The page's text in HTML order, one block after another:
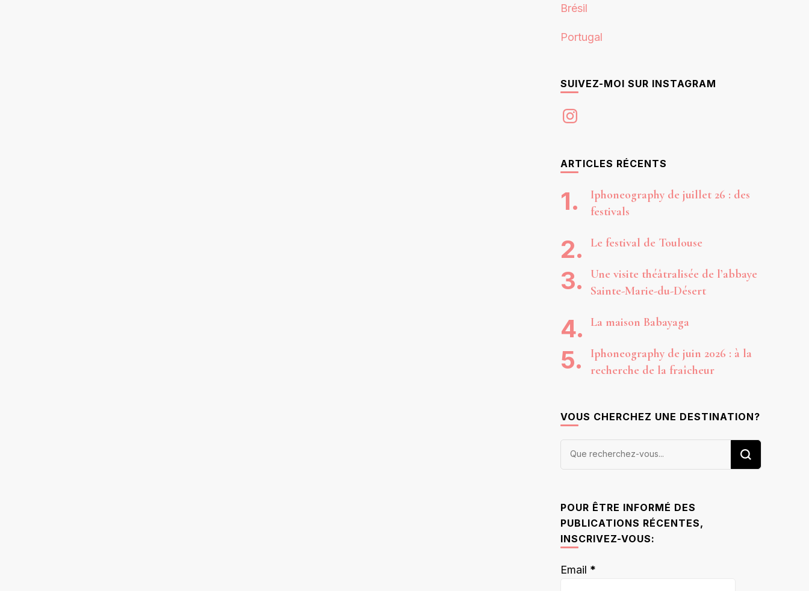
Brésil
Portugal
SUIVEZ-MOI SUR INSTAGRAM
Instagram
ARTICLES RÉCENTS
Iphoneography de juillet 26 : des
festivals
Le festival de Toulouse
Une visite théâtralisée de l’abbaye
Sainte-Marie-du-Désert
La maison Babayaga
Iphoneography de juin 2026 : à la
recherche de la fraîcheur
VOUS CHERCHEZ UNE DESTINATION?
Vous
POUR ÊTRE INFORMÉ DES
PUBLICATIONS RÉCENTES,
INSCRIVEZ-VOUS:
Email *